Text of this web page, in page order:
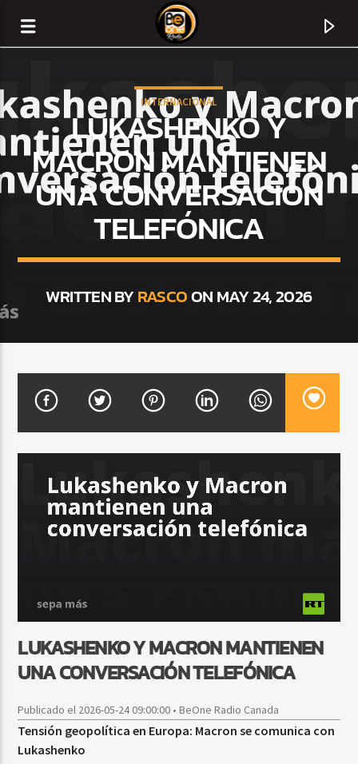
CURRENT TRACK
ARTIST
FIESTA DJ MIX
INTERNACIONAL
LUKASHENKO Y
MACRON MANTIENEN
UNA CONVERSACIÓN
TELEFÓNICA
WRITTEN BYRASCOON MAY 24, 2026
LUKASHENKO Y MACRON MANTIENEN
UNA CONVERSACIÓN TELEFÓNICA
Publicado el 2026-05-24 09:00:00 • BeOne Radio Canada
Tensión geopolítica en Europa: Macron se comunica con
Lukashenko